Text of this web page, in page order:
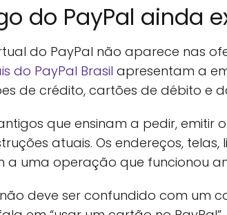
do PayPal ainda
do PayPal não aparece nas
do PayPal Brasil apresentam a
de crédito, cartões de débito e
que ensinam a pedir, emitir
atuais. Os endereços,
a uma operação que funcionou
deve ser confundido com um